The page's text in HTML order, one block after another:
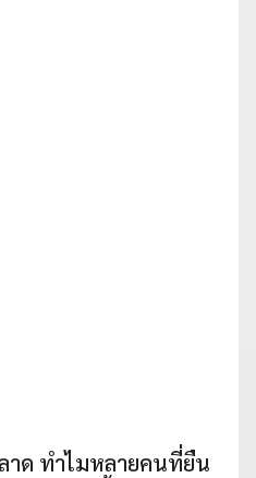
าด ทำไมหลายคนที่ยืน